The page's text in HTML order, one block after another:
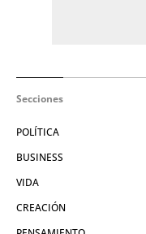
Secciones
POLÍTICA
BUSINESS
VIDA
CREACIÓN